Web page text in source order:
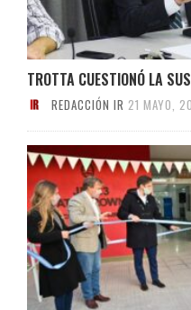
TROTTA CUESTIONÓ LA
REDACCIÓN IR 21 MAYO,